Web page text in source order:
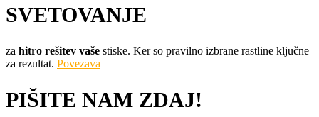
SVETOVANJE
za hitro rešitev vaše stiske. Ker so pravilno izbrane rastline ključne
za rezultat. Povezava
PIŠITE NAM ZDAJ!